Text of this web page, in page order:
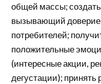
общей массы;
вызывающий доверие
потребителей;
положительные
(интересные акции,
дегустации); принять